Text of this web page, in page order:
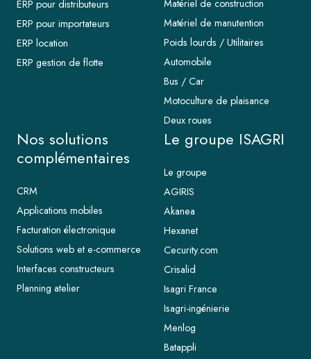
ERP pour distributeurs
ERP pour importateurs
ERP location
ERP gestion de flotte
Matériel de construction
Matériel de manutention
Poids lourds / Utilitaires
Automobile
Bus / Car
Motoculture de plaisance
Deux roues
Nos solutions
complémentaires
CRM
Applications mobiles
Facturation électronique
Solutions web et e-commerce
Interfaces constructeurs
Planning atelier
Le groupe ISAGRI
Le groupe
AGIRIS
Akanea
Hexanet
Cecurity.com
Crisalid
Isagri France
Isagri-ingénierie
Menlog
Batappli